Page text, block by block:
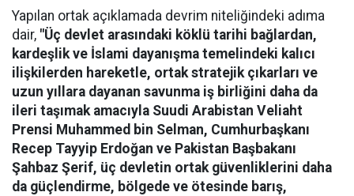
Yapılan ortak açıklamada devrim niteliğindeki adıma
dair, "Üç devlet arasındaki köklü tarihi bağlardan,
kardeşlik ve İslami dayanışma temelindeki kalıcı
ilişkilerden hareketle, ortak stratejik çıkarları ve
uzun yıllara dayanan savunma iş birliğini daha da
ileri taşımak amacıyla Suudi Arabistan Veliaht
Prensi Muhammed bin Selman, Cumhurbaşkanı
Recep Tayyip Erdoğan ve Pakistan Başbakanı
Şahbaz Şerif, üç devletin ortak güvenliklerini daha
da güçlendirme, bölgede ve ötesinde barış,